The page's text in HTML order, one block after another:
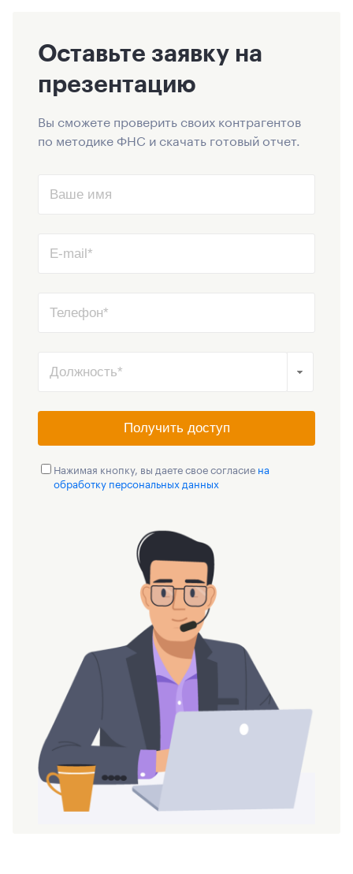
Оставьте заявку на
презентацию
Вы сможете проверить своих контрагентов
по методике ФНС и скачать готовый отчет.
Получить доступ
Нажимая кнопку, вы даете свое согласие на
обработку персональных данных